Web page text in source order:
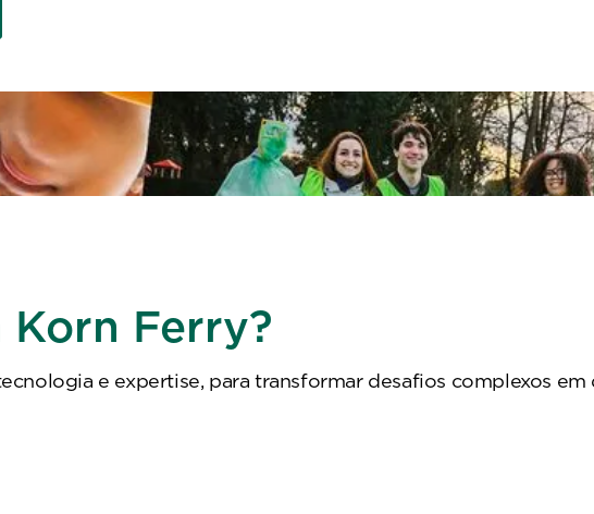
Korn Ferry?
e expertise, para transformar desafios complexos